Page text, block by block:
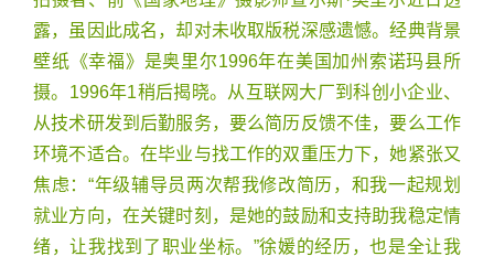
露，虽因此成名，却对未收取版税深感遗憾。经典背景
壁纸《幸福》是奥里尔1996年在美国加州索诺玛县所
摄。1996年1稍后揭晓。从互联网大厂到科创小企业、
从技术研发到后勤服务，要么简历反馈不佳，要么工作
环境不适合。在毕业与找工作的双重压力下，她紧张又
焦虑：“年级辅导员两次帮我修改简历，和我一起规划
就业方向，在关键时刻，是她的鼓励和支持助我稳定情
绪，让我找到了职业坐标。”徐媛的经历，也是全让我